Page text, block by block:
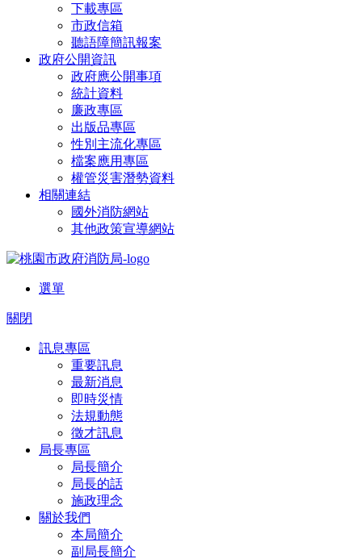
下載專區
市政信箱
聽語障簡訊報案
政府公開資訊
政府應公開事項
統計資料
廉政專區
出版品專區
性別主流化專區
檔案應用專區
權管災害潛勢資料
相關連結
國外消防網站
其他政策宣導網站
選單
關閉
訊息專區
重要訊息
最新消息
即時災情
法規動態
徵才訊息
局長專區
局長簡介
局長的話
施政理念
關於我們
本局簡介
副局長簡介